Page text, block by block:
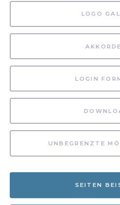
LOGO
LOGIN
UNBEGRENZTE
SEITEN